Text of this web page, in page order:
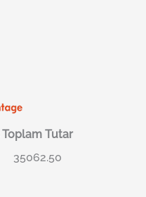
Toplam Tutar
35062.50